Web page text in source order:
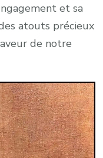
et sa
atouts précieux
de notre